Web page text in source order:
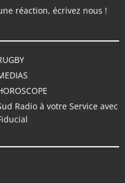
réaction, écrivez nous !
Radio à votre Service avec